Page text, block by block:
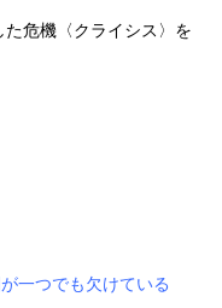
危機〈クライシス〉を
一つでも欠けている